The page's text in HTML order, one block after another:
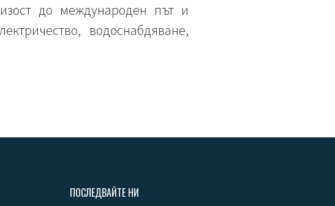
до международен път и
водоснабдяване,
ПОСЛЕДВАЙТЕ НИ